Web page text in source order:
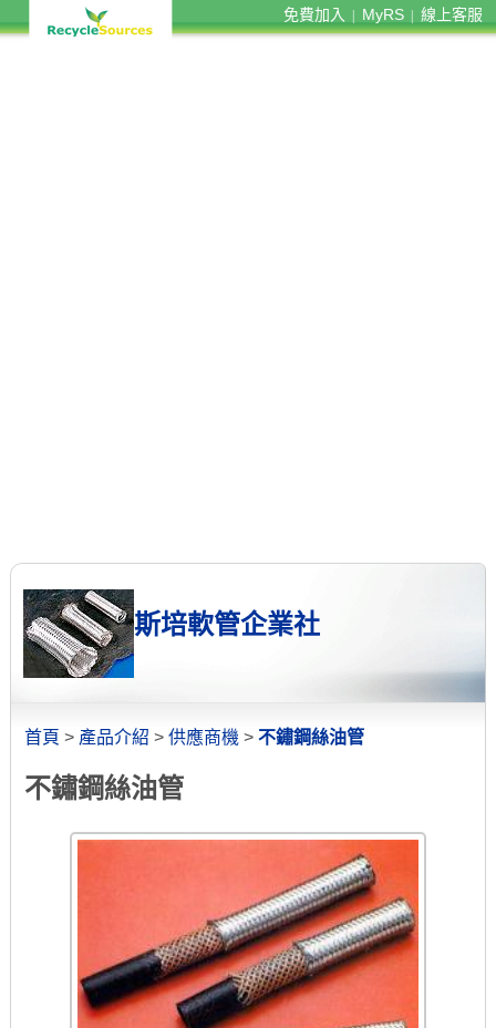
免費加入 MyRS 線上客服
斯培軟管企業社
首頁 > 產品介紹 > 供應商機 > 不鏽鋼絲油管
不鏽鋼絲油管